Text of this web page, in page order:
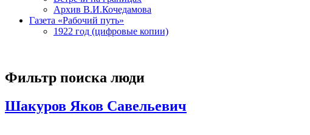
Архив В.И.Кочедамова
Газета «Рабочий путь»
1922 год (цифровые копии)
Фильтр поиска люди
Шакуров Яков Савельевич